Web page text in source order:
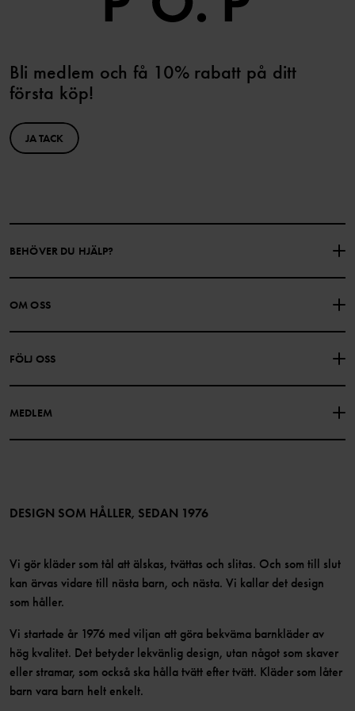
Bli medlem och få 10% rabatt på ditt
första köp!
JA TACK
BEHÖVER DU HJÄLP?
KONTAKTA OSS
PRESENTKORTSALDO KÖPVILLKOR
INTEGRITETSPOLICY
OM OSS
FÖLJ OSS
MEDLEM
Bli medlem
DESIGN SOM HÅLLER, SEDAN 1976
Vi gör kläder som tål att älskas, tvättas och slitas. Och som till slut
kan ärvas vidare till nästa barn, och nästa. Vi kallar det design
som håller.
Vi startade år 1976 med viljan att göra bekväma barnkläder av
hög kvalitet. Det betyder lekvänlig design, utan något som skaver
eller stramar, som också ska hålla tvätt efter tvätt. Kläder som låter
barn vara barn helt enkelt.